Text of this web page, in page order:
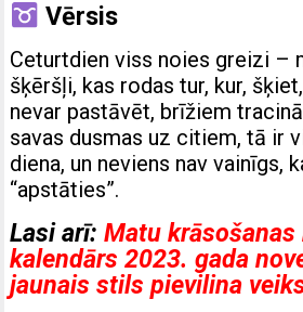
Vērsis
Ceturtdien viss noies greizi –
šķēršļi, kas rodas tur, kur,
nevar pastāvēt, brīžiem
savas dusmas uz citiem, tā ir
diena, un neviens nav vainīgs,
“apstāties”.
Lasi arī:Matu krāsošanas
kalendārs 2023. gada
jaunais stils pievilina